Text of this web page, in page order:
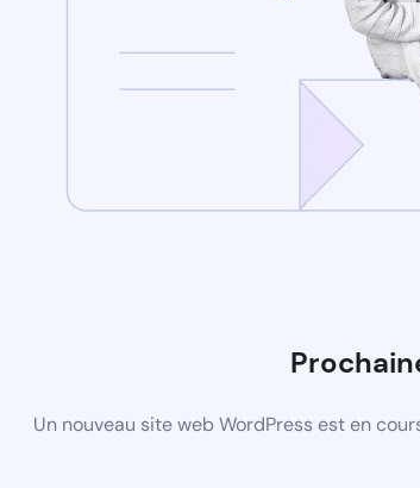
Un nouveau site web WordPress est en